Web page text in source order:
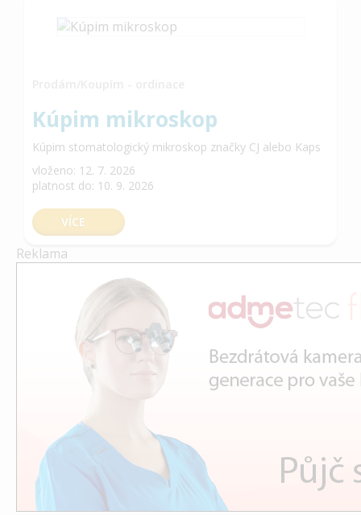
Kúpim mikroskop
Kúpim stomatologický mikroskop značky CJ alebo Kaps
vloženo: 12. 7. 2026
platnost do: 10. 9. 2026
VÍCE
Reklama